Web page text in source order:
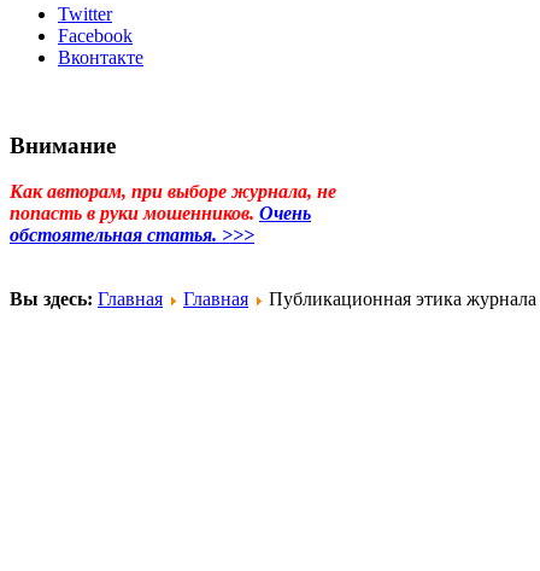
Twitter
Facebook
Вконтакте
Внимание
Как авторам, при выборе журнала, не
попасть в руки мошенников. Очень
обстоятельная статья. >>>
Вы здесь: Главная Главная Публикационная этика журнала